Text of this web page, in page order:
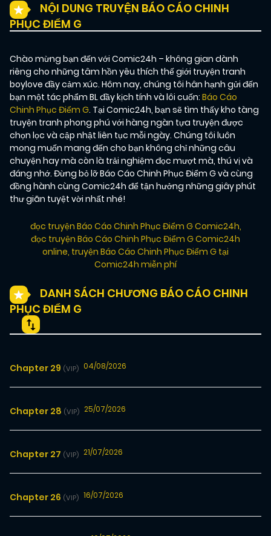
NỘI DUNG TRUYỆN BÁO CÁO CHINH
PHỤC ĐIỂM G
Chào mừng bạn đến với Comic24h – không gian dành
riêng cho những tâm hồn yêu thích thế giới truyện tranh
boylove đầy cảm xúc. Hôm nay, chúng tôi hân hạnh gửi đến
bạn một tác phẩm BL đầy kịch tính và lôi cuốn: Báo Cáo
Chinh Phục Điểm G. Tại Comic24h, bạn sẽ tìm thấy kho tàng
truyện tranh phong phú với hàng ngàn tựa truyện được
chọn lọc và cập nhật liên tục mỗi ngày. Chúng tôi luôn
mong muốn mang đến cho bạn không chỉ những câu
chuyện hay mà còn là trải nghiệm đọc mượt mà, thú vị và
đáng nhớ. Đừng bỏ lỡ Báo Cáo Chinh Phục Điểm G và cùng
đồng hành cùng Comic24h để tận hưởng những giây phút
thư giãn tuyệt vời nhất nhé!
đọc truyện Báo Cáo Chinh Phục Điểm G Comic24h,
đọc truyện Báo Cáo Chinh Phục Điểm G Comic24h
online, truyện Báo Cáo Chinh Phục Điểm G tại
Comic24h miễn phí
DANH SÁCH CHƯƠNG BÁO CÁO CHINH
PHỤC ĐIỂM G
Chapter 29 (VIP) 04/08/2026
Chapter 28 (VIP) 25/07/2026
Chapter 27 (VIP) 21/07/2026
Chapter 26 (VIP) 16/07/2026